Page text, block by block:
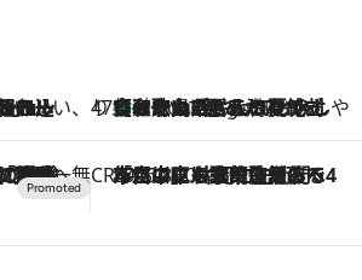
assiette dessert）」 47都道府県の手みやげ ひんやりスイーツで夏を満喫
4 Hours Ago
【和歌山県】この夏絶対食べたい 冷やしておいしいおやつ3選 みかんがごろっと丸ごと入ったジュレ
見が待つ場所へ
星野温泉 トンボの湯」で体験 CREA'S CHOICE
2026.8.7
「立川にも歌舞伎があるんだよ」 片岡仁左衛門・市川中車ら豪華座組みで4年目の立川立飛歌舞伎へ